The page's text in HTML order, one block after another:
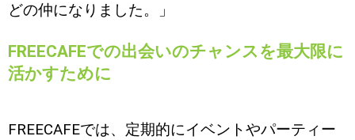
どの仲になりました。」
FREECAFEでの出会いのチャンスを最大限に
活かすために
FREECAFEでは、定期的にイベントやパーティー